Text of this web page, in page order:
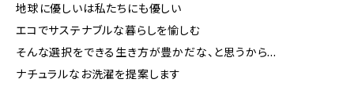
地球に優しいは私たちにも優しい
エコでサステナブルな暮らしを愉しむ
そんな選択をできる生き方が豊かだな、と思うから…
ナチュラルなお洗濯を提案します